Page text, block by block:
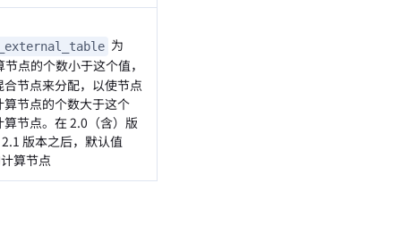
为
点的个数小于这个值，
节点来分配，以使节点
节点的个数大于这个
节点。在 2.0（含）版
版本之后，默认值
算节点